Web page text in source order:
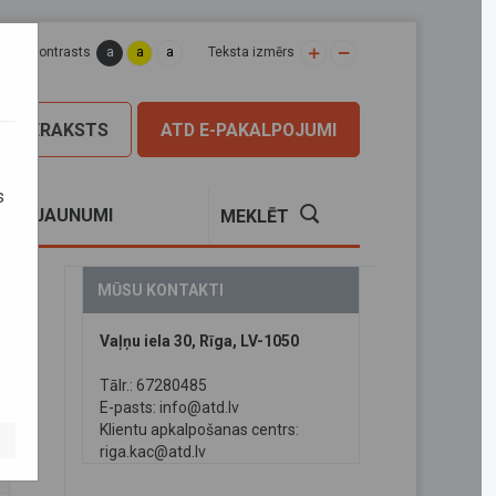
Lapas kontrasts a a a Teksta izmērs
ATD E-PAKALPOJUMI
PIERAKSTS
JAUNUMI MEKLĒT
MŪSU KONTAKTI
Vaļņu iela 30, Rīga, LV-1050
Tālr.: 67280485
E-pasts: info@atd.lv
Klientu apkalpošanas centrs:
riga.kac@atd.lv